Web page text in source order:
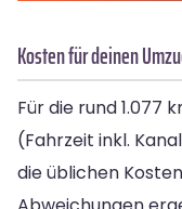
Kosten für deinen
Für die rund 1.077
(Fahrzeit inkl.
die üblichen